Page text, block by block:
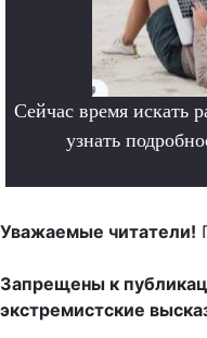
Сейчас время искать
узнать
Уважаемые читатели!
Запрещены к
экстремистские